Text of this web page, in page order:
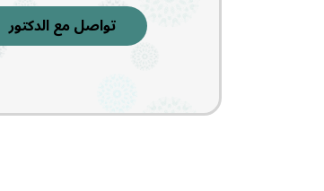
الفضائل
تواصل مع الدكتور